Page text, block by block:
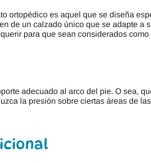
ortopédico es aquel que se diseña
de un calzado único que se adapte a
para que sean considerados como
adecuado al arco del pie. O sea,
la presión sobre ciertas áreas de